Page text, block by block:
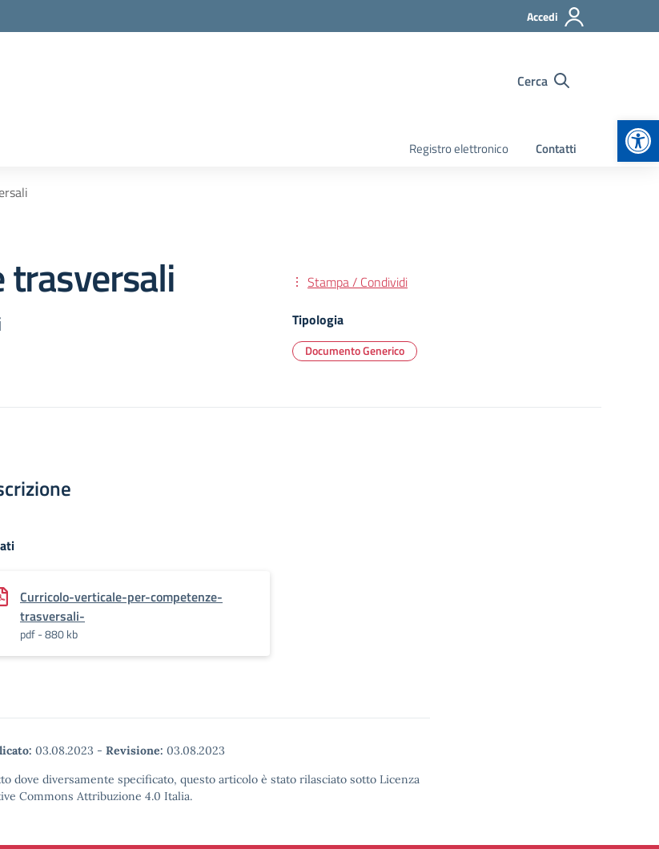
Accedi
Cerca
Registro elettronico Contatti
trasversali
Stampa / Condividi
Tipologia
Documento Generico
Curricolo-verticale-per-competenze-
trasversali-
pdf - 880 kb
03.08.2023 - Revisione: 03.08.2023
dove diversamente specificato, questo articolo è stato rilasciato sotto Licenza
Commons Attribuzione 4.0 Italia.